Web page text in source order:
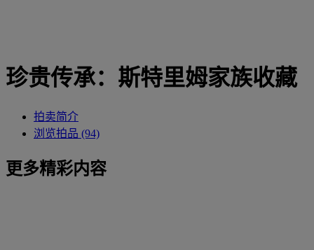
珍贵传承：斯特里姆家族收藏
拍卖简介
浏览拍品 (94)
更多精彩内容